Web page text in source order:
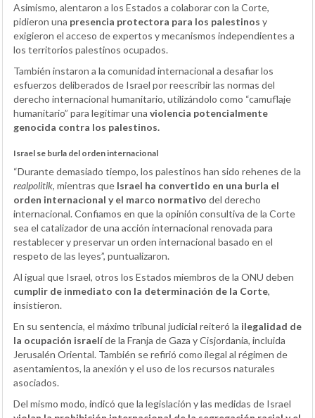
Asimismo, alentaron a los Estados a colaborar con la Corte,
pidieron una presencia protectora para los palestinos y
exigieron el acceso de expertos y mecanismos independientes a
los territorios palestinos ocupados.
También instaron a la comunidad internacional a desafiar los
esfuerzos deliberados de Israel por reescribir las normas del
derecho internacional humanitario, utilizándolo como “camuflaje
humanitario” para legitimar una violencia potencialmente
genocida contra los palestinos.
Israel se burla del orden internacional
“Durante demasiado tiempo, los palestinos han sido rehenes de la
realpolitik, mientras que Israel ha convertido en una burla el
orden internacional y el marco normativo del derecho
internacional. Confiamos en que la opinión consultiva de la Corte
sea el catalizador de una acción internacional renovada para
restablecer y preservar un orden internacional basado en el
respeto de las leyes”, puntualizaron.
Al igual que Israel, otros los Estados miembros de la ONU deben
cumplir de inmediato con la determinación de la Corte,
insistieron.
En su sentencia, el máximo tribunal judicial reiteró la ilegalidad de
la ocupación israelíde la Franja de Gaza y Cisjordania, incluida
Jerusalén Oriental. También se refirió como ilegal al régimen de
asentamientos, la anexión y el uso de los recursos naturales
asociados.
Del mismo modo, indicó que la legislación y las medidas de Israel